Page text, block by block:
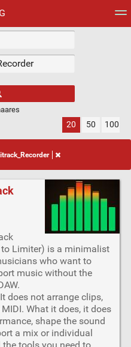
20 50 100
to Limiter) is a minimalist
who want to
music without the
does not arrange clips,
What it does, it does
shape the sound
a mix or individual